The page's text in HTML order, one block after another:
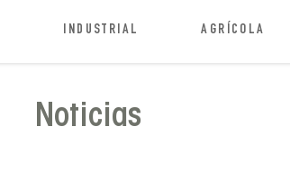
INDUSTRIAL AGRÍCOLA
Noticias